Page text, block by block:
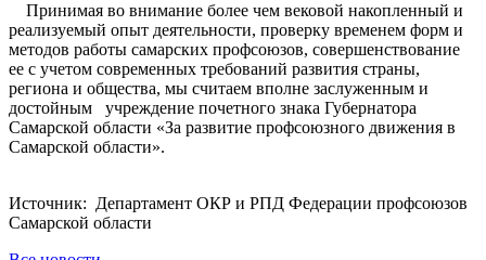
Принимая во внимание более чем вековой накопленный и
реализуемый опыт деятельности, проверку временем форм и
методов работы самарских профсоюзов, совершенствование
ее с учетом современных требований развития страны,
региона и общества, мы считаем вполне заслуженным и
достойным учреждение почетного знака Губернатора
Самарской области «За развитие профсоюзного движения в
Самарской области».
Источник: Департамент ОКР и РПД Федерации профсоюзов
Самарской области